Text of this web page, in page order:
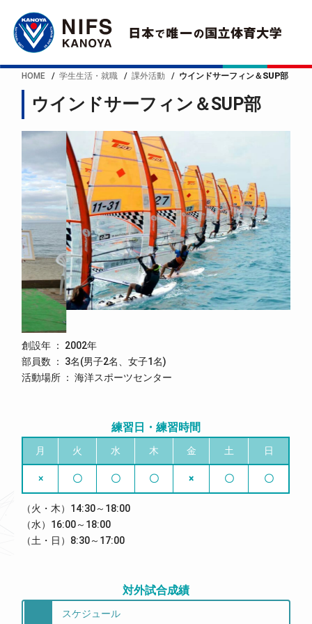
HOME 学生生活・就職 課外活動 ウインドサーフィン＆SUP部
ウインドサーフィン＆SUP部
創設年 ： 2002年
部員数 ： 3名(男子2名、女子1名)
活動場所 ： 海洋スポーツセンター
練習日・練習時間
月 火 水 木 金 土 日
× 〇 〇 〇 × 〇 〇
（火・木）14:30～18:00
（水）16:00～18:00
（土・日）8:30～17:00
対外試合成績
スケジュール